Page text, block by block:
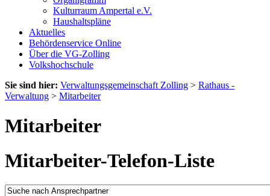
Kulturraum Ampertal e.V.
Haushaltspläne
Aktuelles
Behördenservice Online
Über die VG-Zolling
Volkshochschule
Sie sind hier: Verwaltungsgemeinschaft Zolling > Rathaus -
Verwaltung > Mitarbeiter
Mitarbeiter
Mitarbeiter-Telefon-Liste